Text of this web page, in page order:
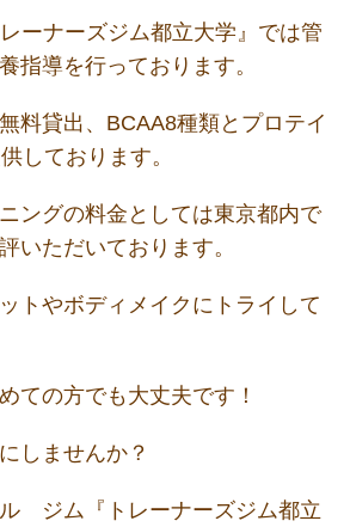
レーナーズジム都立大学』では管
指導を行っております。
料貸出、BCAA8種類とプロテイ
しております。
ングの料金としては東京都内で
いただいております。
トやボディメイクにトライして
ての方でも大丈夫です！
しませんか？
ジム『トレーナーズジム都立